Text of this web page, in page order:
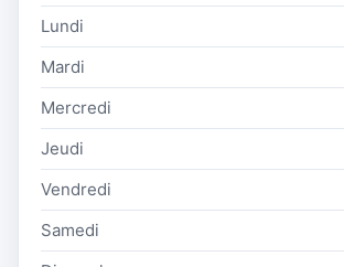
Lundi
Mardi
Mercredi
Jeudi
Vendredi
Samedi